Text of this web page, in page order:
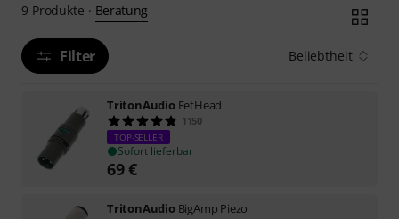
9 Produkte · Beratung
Filter Beliebtheit
TritonAudio FetHead
1150
TOP-SELLER
Sofort lieferbar
69€
TritonAudio BigAmp Piezo